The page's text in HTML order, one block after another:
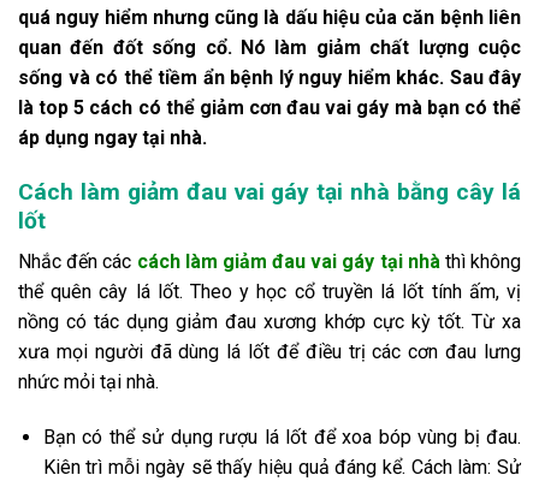
quá nguy hiểm nhưng cũng là dấu hiệu của căn bệnh liên
quan đến đốt sống cổ. Nó làm giảm chất lượng cuộc
sống và có thể tiềm ẩn bệnh lý nguy hiểm khác. Sau đây
là top 5 cách có thể giảm cơn đau vai gáy mà bạn có thể
áp dụng ngay tại nhà.
Cách làm giảm đau vai gáy tại nhà bằng cây lá
lốt
Nhắc đến các cách làm giảm đau vai gáy tại nhàthì không
thể quên cây lá lốt. Theo y học cổ truyền lá lốt tính ấm, vị
nồng có tác dụng giảm đau xương khớp cực kỳ tốt. Từ xa
xưa mọi người đã dùng lá lốt để điều trị các cơn đau lưng
nhức mỏi tại nhà.
Bạn có thể sử dụng rượu lá lốt để xoa bóp vùng bị đau.
Kiên trì mỗi ngày sẽ thấy hiệu quả đáng kể. Cách làm: Sử